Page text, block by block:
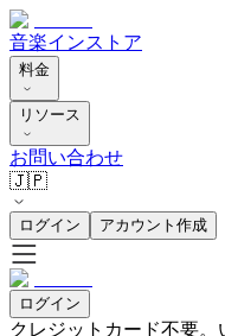
音楽インストア
料金
リソース
お問い合わせ
🇯🇵
ログイン アカウント作成
ログイン
クレジットカード不要。